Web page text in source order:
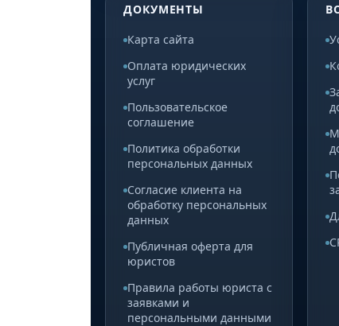
ДОКУМЕНТЫ
Карта сайта
Оплата юридических
услуг
Пользовательское
соглашение
Политика обработки
персональных данных
Согласие клиента на
обработку персональных
данных
Публичная оферта для
юристов
Правила работы юриста с
заявками и
персональными данными